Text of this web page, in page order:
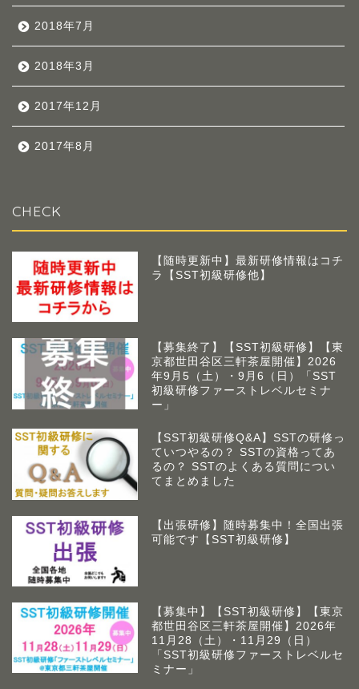
2018年7月
2018年3月
2017年12月
2017年8月
CHECK
【随時更新中】最新研修情報はコチ
ラ【SST初級研修他】
【募集終了】【SST初級研修】【東
京都世田谷区三軒茶屋開催】2026
年9月5（土）・9月6（日）「SST
初級研修ファーストレベルセミナ
ー」
【SST初級研修Q&A】SSTの研修っ
ていつやるの？ SSTの資格ってあ
るの？ SSTのよくある質問につい
てまとめました
【出張研修】随時募集中！全国出張
可能です【SST初級研修】
【募集中】【SST初級研修】【東京
都世田谷区三軒茶屋開催】2026年
11月28（土）・11月29（日）
「SST初級研修ファーストレベルセ
ミナー」
アームズラボとは
作業療法士 佐藤俊之につい